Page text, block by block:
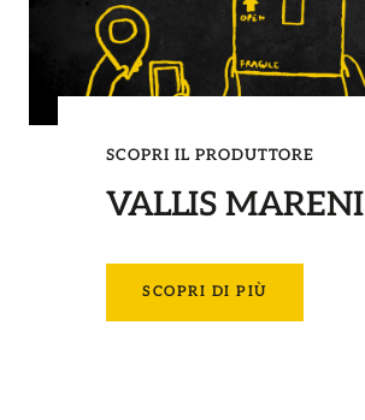
SCOPRI IL PRODUTTORE
VALLIS MARENI
SCOPRI DI PIÙ